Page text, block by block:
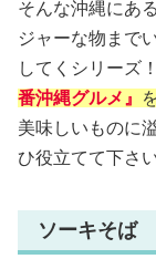
そんな沖縄にあ
ジャーな物まで
してくシリーズ
番沖縄グルメ』
美味しいものに
ひ役立てて下さ
ソーキそば